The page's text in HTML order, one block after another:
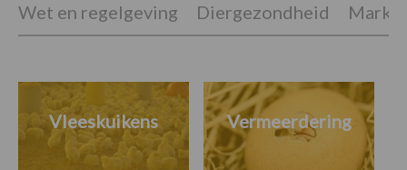
Wet en regelgeving Diergezondheid
Vleeskuikens Vermeerdering